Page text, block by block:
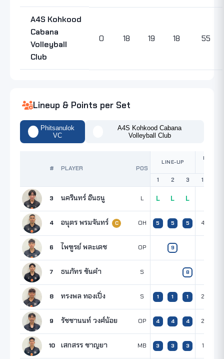
A4S Kohkood
Cabana
Volleyball
Club
0 18 19 18 55
Lineup & Points per Set
Phitsanulok
VC
A4S Kohkood Cabana
Volleyball Club
# PLAYER POS
LINE-UP
1 2 3 1
3 นครินทร์ อินธนู L L L L
4 อนุตร พรมจันทร์ C OH 5 5 5 4
6 ไพฑูรย์ พละเดช OP 9
7 ธนภัทร ขันคำ S 8
8 ทรงพล ทองเปิ่ง S 1 1 1 2
9 รัชชานนท์ วงศ์น้อย OP 4 4 4 2
10 เสกสรร ชาญยา MB 3 3 3 1